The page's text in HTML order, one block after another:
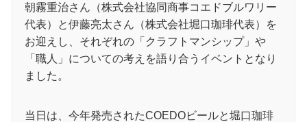
朝霧重治さん（株式会社協同商事コエドブルワリー
代表）と伊藤亮太さん（株式会社堀口珈琲代表）を
お迎えし、それぞれの「クラフトマンシップ」や
「職人」についての考えを語り合うイベントとなり
ました。
当日は、今年発売されたCOEDOビールと堀口珈琲